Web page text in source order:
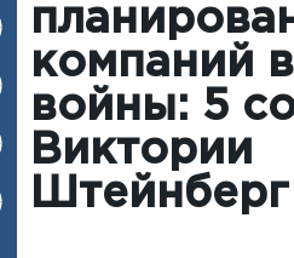
компаний
войны: 5
Виктории
Штейнберг